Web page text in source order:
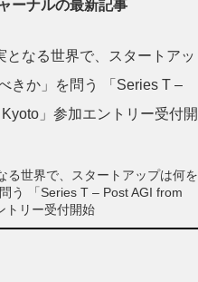
ーナルの最新記事
る世界で、スタートアップは何を
う 「Series T – Post AGI from
トリー受付開始